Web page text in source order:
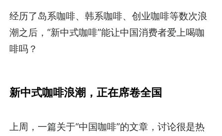
经历了岛系咖啡、韩系咖啡、创业咖啡等数次浪
潮之后，“新中式咖啡”能让中国消费者爱上喝咖
啡吗？
新中式咖啡浪潮，正在席卷全国
上周，一篇关于“中国咖啡”的文章，讨论很是热